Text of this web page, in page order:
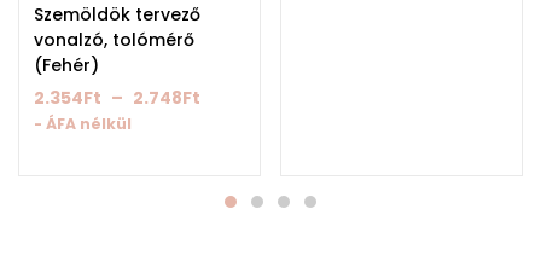
Szemöldök tervező
vonalzó, tolómérő
(Fehér)
2.354Ft – 2.748Ft
- ÁFA nélkül